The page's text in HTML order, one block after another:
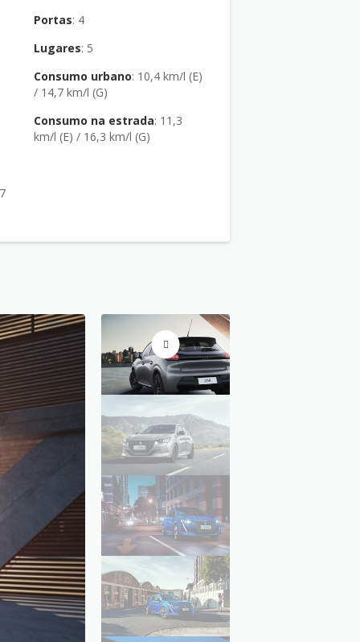
Portas : 4
Lugares : 5
Consumo urbano: 10,4 km/l (E)
/ 14,7 km/l (G)
Consumo na estrada: 11,3
km/l (E) / 16,3 km/l (G)